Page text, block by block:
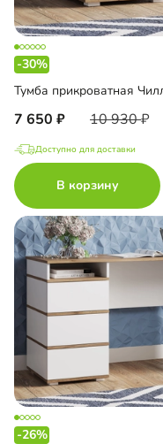
-30%
Тумба прикроватная
7 650 10 930
Доступно для доставки
В корзину
-26%